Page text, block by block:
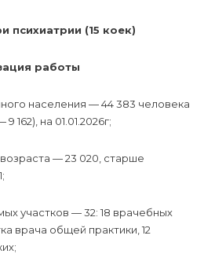
психиатрии (15 коек)
работы
населения — 44 383 человека
162), на 01.01.2026г;
— 23 020, старше
участков — 32: 18 врачебных
врача общей практики, 12